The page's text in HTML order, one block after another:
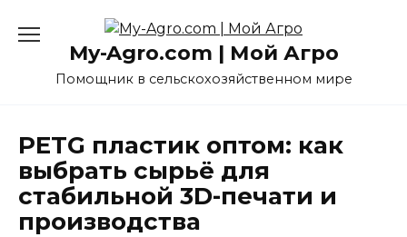
содержаниюMy-Agro.com | Мой Агро
Помощник в сельскохозяйственном мире
PETG пластик оптом: как
выбрать сырьё для
стабильной 3D-печати и
производства